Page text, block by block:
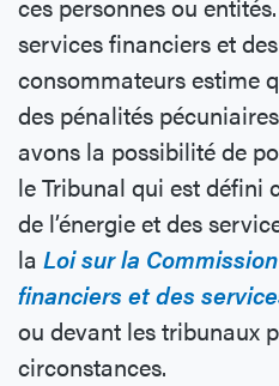
ces personnes ou
services financiers et
consommateurs estime
des pénalités
avons la possibilité de
le Tribunal qui est défini
de l’énergie et des
la Loi sur la
financiers et des
ou devant les tribunaux
circonstances.